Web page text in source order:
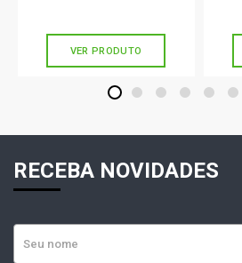
VER PRODUTO
1 2 3 4 5 6
RECEBA NOVIDADES